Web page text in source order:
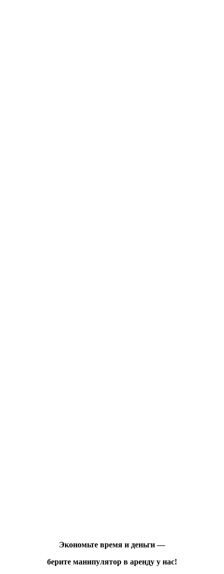
Экономьте время и деньги —
берите манипулятор в аренду у нас!